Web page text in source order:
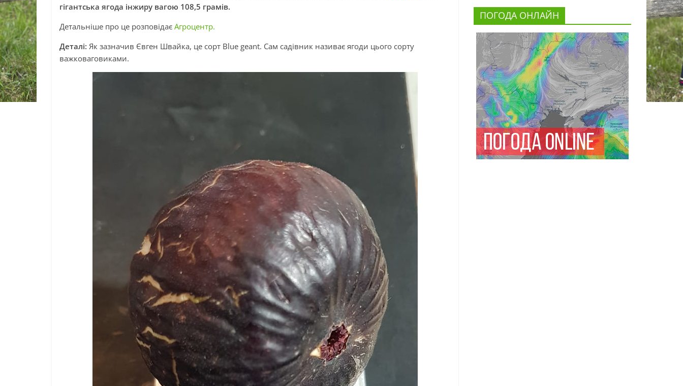
гігантська ягода інжиру вагою 108,5 грамів.
Детальніше про це розповідає Агроцентр.
Деталі: Як зазначив Євген Швайка, це сорт Blue geant. Сам садівник називає ягоди цього сорту
важковаговиками.
ПОГОДА ОНЛАЙН